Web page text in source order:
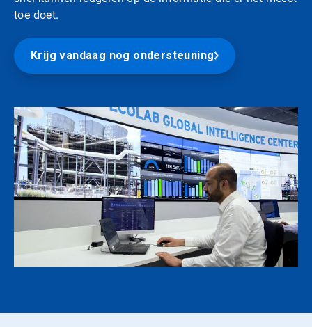
toe doet.
Krijg vandaag nog ondersteuning